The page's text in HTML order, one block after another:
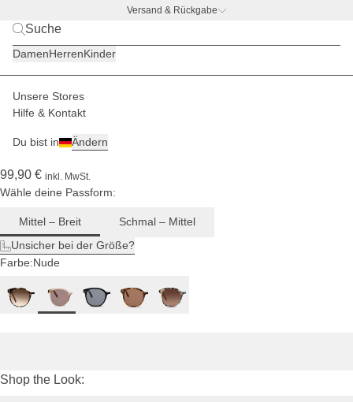
Versand & Rückgabe
DamenHerrenKinder
Unsere Stores
Hilfe & Kontakt
Du bist in Ändern
Damen Sonnenbrillen
Für mittlere
bis breite
(780)
99,90 € inkl. MwSt.
Wähle deine Passform:
Mittel – Breit
Schmal – Mittel
Unsicher bei der Größe?
Farbe:Nude
Shop the Look: